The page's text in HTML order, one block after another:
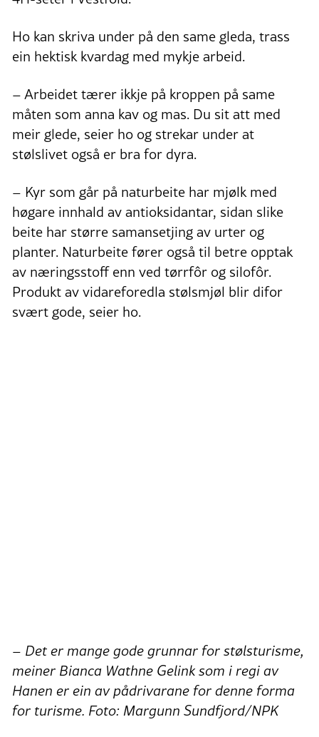
Ho kan skriva under på den same gleda, trass
ein hektisk kvardag med mykje arbeid.
– Arbeidet tærer ikkje på kroppen på same
måten som anna kav og mas. Du sit att med
meir glede, seier ho og strekar under at
stølslivet også er bra for dyra.
– Kyr som går på naturbeite har mjølk med
høgare innhald av antioksidantar, sidan slike
beite har større samansetjing av urter og
planter. Naturbeite fører også til betre opptak
av næringsstoff enn ved tørrfôr og silofôr.
Produkt av vidareforedla stølsmjøl blir difor
svært gode, seier ho.
– Det er mange gode grunnar for stølsturisme,
meiner Bianca Wathne Gelink som i regi av
Hanen er ein av pådrivarane for denne forma
for turisme. Foto: Margunn Sundfjord/NPK